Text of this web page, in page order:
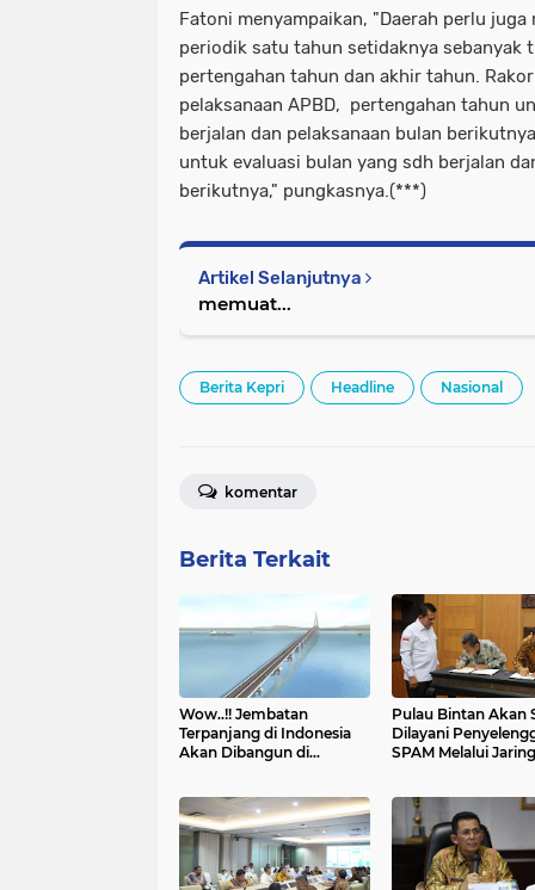
Fatoni menyampaikan, "Daerah perlu juga
periodik satu tahun setidaknya sebanyak
pertengahan tahun dan akhir tahun.
pelaksanaan APBD, pertengahan tahun
berjalan dan pelaksanaan bulan
untuk evaluasi bulan yang sdh berjalan
berikutnya," pungkasnya.(***)
Artikel Selanjutnya
memuat...
Berita Kepri Headline Nasional
komentar
Berita Terkait
Wow..!! Jembatan
Terpanjang di Indonesia
Akan Dibangun di
Pulau Bintan Akan
Dilayani
SPAM Melalui